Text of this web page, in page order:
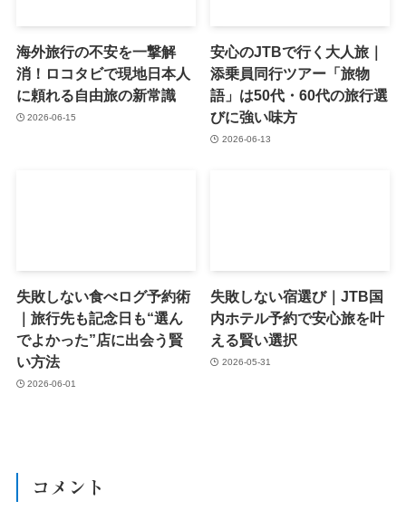
海外旅行の不安を一撃解
消！ロコタビで現地日本人
に頼れる自由旅の新常識
2026-06-15
安心のJTBで行く大人旅｜
添乗員同行ツアー「旅物
語」は50代・60代の旅行選
びに強い味方
2026-06-13
失敗しない食べログ予約術
｜旅行先も記念日も“選ん
でよかった”店に出会う賢
い方法
2026-06-01
失敗しない宿選び｜JTB国
内ホテル予約で安心旅を叶
える賢い選択
2026-05-31
コメント